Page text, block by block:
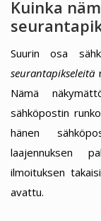
Kuinka
Suurin osa
seurantapikseleitä
Nämä
sähköpostin
hänen
laajennuksen
ilmoituksen
avattu.